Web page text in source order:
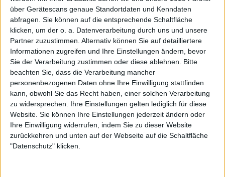
über Gerätescans genaue Standortdaten und Kenndaten
abfragen. Sie können auf die entsprechende Schaltfläche
klicken, um der o. a. Datenverarbeitung durch uns und unsere
Partner zuzustimmen. Alternativ können Sie auf detailliertere
Informationen zugreifen und Ihre Einstellungen ändern, bevor
Sie der Verarbeitung zustimmen oder diese ablehnen.
Bitte
beachten Sie, dass die Verarbeitung mancher
personenbezogenen Daten ohne Ihre Einwilligung stattfinden
kann, obwohl Sie das Recht haben, einer solchen Verarbeitung
zu widersprechen. Ihre Einstellungen gelten lediglich für diese
Website. Sie können Ihre Einstellungen jederzeit ändern oder
Ihre Einwilligung widerrufen, indem Sie zu dieser Website
zurückkehren und unten auf der Webseite auf die Schaltfläche
"Datenschutz" klicken.